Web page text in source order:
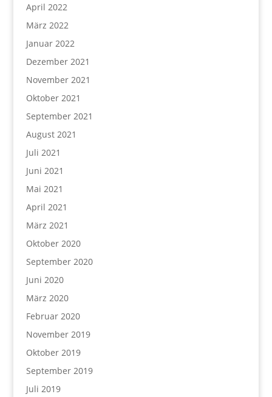
April 2022
März 2022
Januar 2022
Dezember 2021
November 2021
Oktober 2021
September 2021
August 2021
Juli 2021
Juni 2021
Mai 2021
April 2021
März 2021
Oktober 2020
September 2020
Juni 2020
März 2020
Februar 2020
November 2019
Oktober 2019
September 2019
Juli 2019